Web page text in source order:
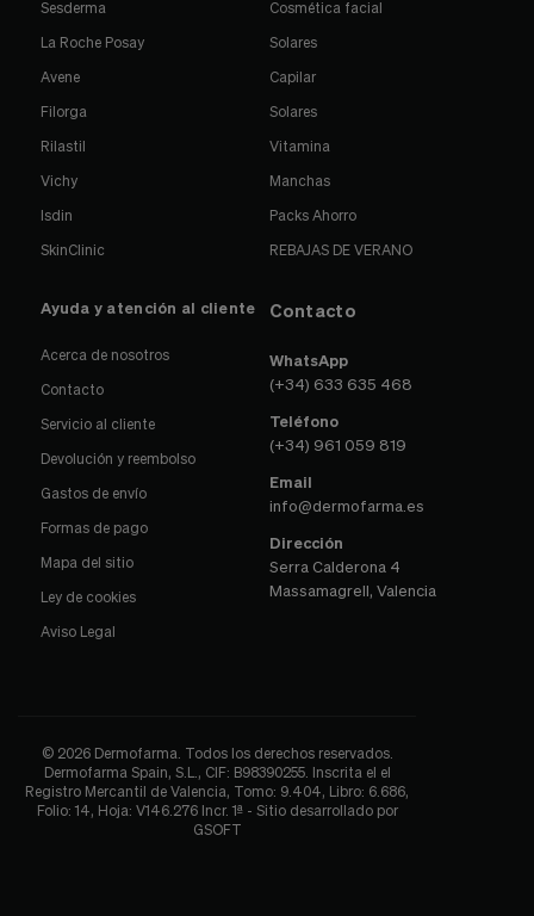
Sesderma
La Roche Posay
Avene
Filorga
Rilastil
Vichy
Isdin
SkinClinic
Cosmética facial
Solares
Capilar
Solares
Vitamina
Manchas
Packs Ahorro
REBAJAS DE VERANO
Ayuda y atención al cliente
Acerca de nosotros
Contacto
Servicio al cliente
Devolución y reembolso
Gastos de envío
Formas de pago
Mapa del sitio
Ley de cookies
Aviso Legal
Contacto
WhatsApp
(+34) 633 635 468
Teléfono
(+34) 961 059 819
Email
info@dermofarma.es
Dirección
Serra Calderona 4
Massamagrell, Valencia
© 2026 Dermofarma. Todos los derechos reservados.
Dermofarma Spain, S.L., CIF: B98390255. Inscrita el el
Registro Mercantil de Valencia, Tomo: 9.404, Libro: 6.686,
Folio: 14, Hoja: V146.276 Incr. 1ª - Sitio desarrollado por
GSOFT